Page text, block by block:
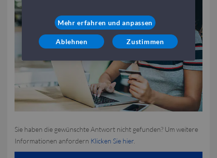
Sie haben die gewünschte Antwort nicht gefunden? Um weitere
Informationen anfordern Klicken Sie hier
Mehr erfahren und anpassen
Ablehnen Zustimmen